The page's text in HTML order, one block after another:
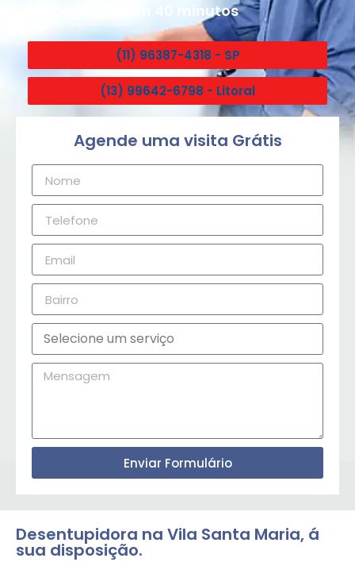
Chegamos em 40 minutos
(11) 96387-4318 - SP
(13) 99642-6798 - Litoral
Agende uma visita Grátis
Enviar Formulário
Desentupidora na Vila Santa Maria, á
sua disposição.